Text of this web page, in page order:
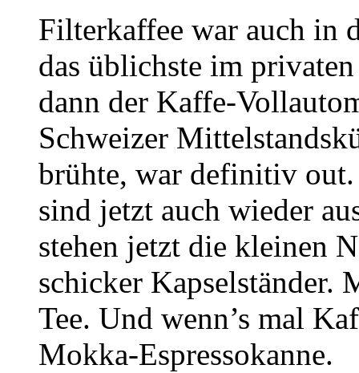
Filterkaffee war auch in
das üblichste im
dann der Kaffe-
Schweizer
brühte, war definitiv out.
sind jetzt auch wieder
stehen jetzt die kleinen
schicker
Tee. Und wenn’s mal
Mokka-Espressokanne.